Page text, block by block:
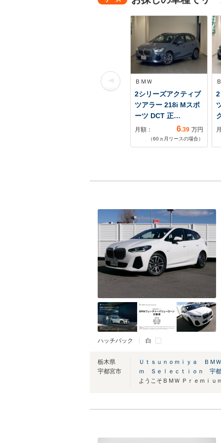
ＢＭＷ
2シリーズアクティブ
ツアラー 218i Mスポ
ーツ DCT 正…
月額： 6.39 万円
（60ヵ月リースの場合）
ハッチバック 白
栃木県
宇都宮市
Ｕｔｓｕｎｏｍｉｙａ ＢＭ
ｍ Ｓｅｌｅｃｔｉｏｎ 宇